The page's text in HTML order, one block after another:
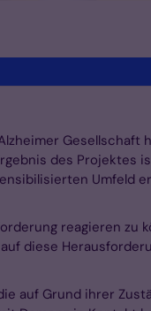
des Projektes
Umfeld
reagieren zu
diese
auf Grund ihrer